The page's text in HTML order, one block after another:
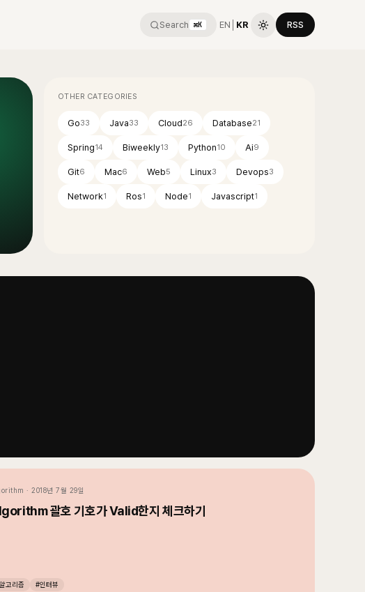
Search ⌘K EN KR RSS
OTHER CATEGORIES
Go33 Java33 Cloud26 Database21
Spring14 Biweekly13 Python10 Ai9
Git6 Mac6 Web5 Linux3 Devops3
Network1 Ros1 Node1 Javascript1
·2018년 7월 29일
괄호 기호가 Valid한지 체크하기
알고리즘 #인터뷰